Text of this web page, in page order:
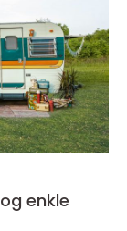
enkle